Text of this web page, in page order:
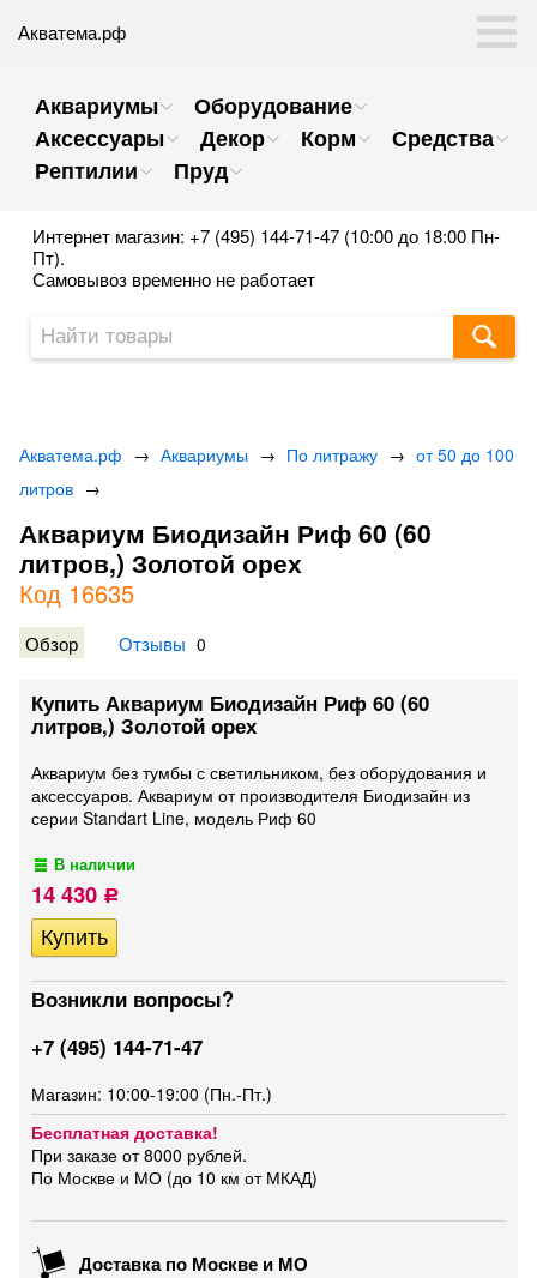
Акватема.рф
Аквариумы
Оборудование
Аксессуары
Декор Корм
Средства
Рептилии
Пруд
Интернет магазин: +7 (495) 144-71-47 (10:00 до 18:00 Пн-
Пт).
Самовывоз временно не работает
Акватема.рф → Аквариумы → По литражу → от 50 до 100
литров →
Аквариум Биодизайн Риф 60 (60
литров,) Золотой орех
Код 16635
Обзор Отзывы 0
Купить Аквариум Биодизайн Риф 60 (60
литров,) Золотой орех
Аквариум без тумбы с светильником, без оборудования и
аксессуаров. Аквариум от производителя Биодизайн из
серии Standart Line, модель Риф 60
В наличии
14 430 Р
Возникли вопросы?
+7 (495) 144-71-47
Магазин: 10:00-19:00 (Пн.-Пт.)
Бесплатная доставка!
При заказе от 8000 рублей.
По Москве и МО (до 10 км от МКАД)
Доставка по Москве и МО